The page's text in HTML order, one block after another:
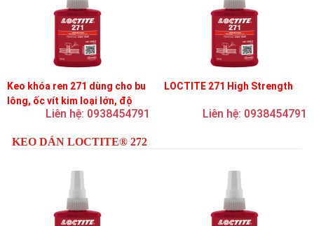
Keo khóa ren 271 dùng cho bu
lông, ốc vít kim loại lớn, độ
nhớt thấp, độ bền cao
Liên hệ: 0938454791
LOCTITE 271 High Strength
Liên hệ: 0938454791
KEO DÁN LOCTITE® 272